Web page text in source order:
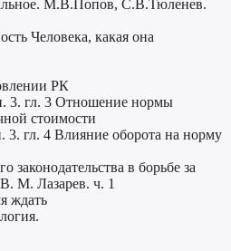
М.В.Попов, С.В.Тюленев.
Человека, какая она
РК
гл. 3 Отношение нормы
стоимости
гл. 4 Влияние оборота на норму
законодательства в борьбе за
М. Лазарев. ч. 1
ждать